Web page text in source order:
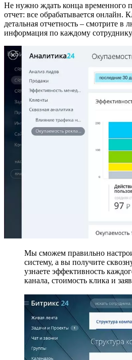
Не нужно ждать конца временного
отчет: все обрабатывается онлайн.
детальная отчетность – смотрите в
информация по каждому
Мы сможем правильно
систему, а вы получите
узнаете эффективность
канала, стоимость клика и